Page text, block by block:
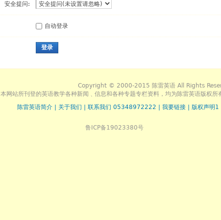
安全提问:
自动登录
登录
Copyright © 2000-2015 陈雷英语 All Rights
本网站所刊登的英语教学各种新闻﹑信息和各种专题专栏资料，均为陈雷英语版权所
陈雷英语简介
关于我们 联系我们 05348972222 我要链接 版权声明1
鲁ICP备19023380号